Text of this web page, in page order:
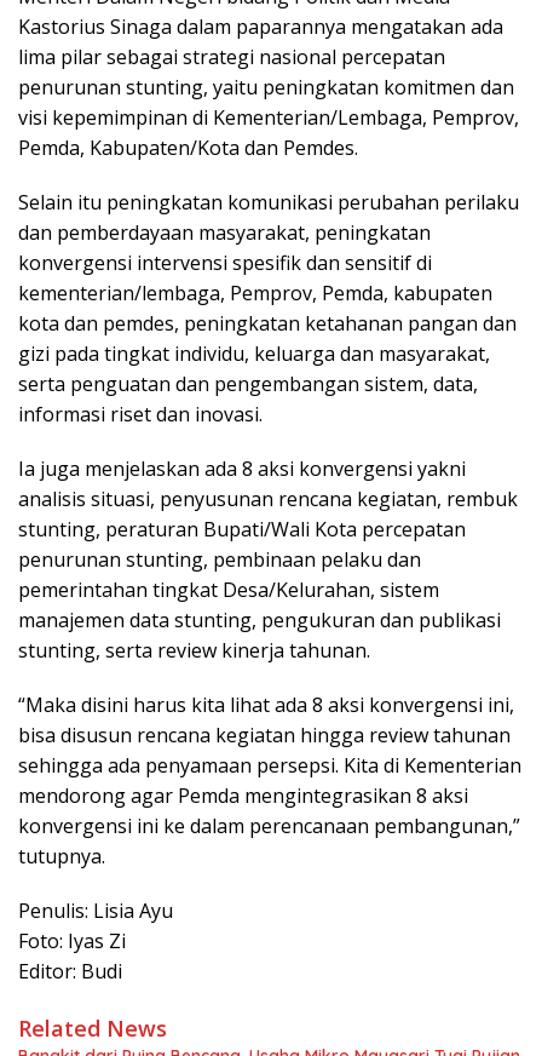
Kastorius Sinaga dalam paparannya mengatakan ada
lima pilar sebagai strategi nasional percepatan
penurunan stunting, yaitu peningkatan komitmen dan
visi kepemimpinan di Kementerian/Lembaga, Pemprov,
Pemda, Kabupaten/Kota dan Pemdes.
Selain itu peningkatan komunikasi perubahan perilaku
dan pemberdayaan masyarakat, peningkatan
konvergensi intervensi spesifik dan sensitif di
kementerian/lembaga, Pemprov, Pemda, kabupaten
kota dan pemdes, peningkatan ketahanan pangan dan
gizi pada tingkat individu, keluarga dan masyarakat,
serta penguatan dan pengembangan sistem, data,
informasi riset dan inovasi.
Ia juga menjelaskan ada 8 aksi konvergensi yakni
analisis situasi, penyusunan rencana kegiatan, rembuk
stunting, peraturan Bupati/Wali Kota percepatan
penurunan stunting, pembinaan pelaku dan
pemerintahan tingkat Desa/Kelurahan, sistem
manajemen data stunting, pengukuran dan publikasi
stunting, serta review kinerja tahunan.
“Maka disini harus kita lihat ada 8 aksi konvergensi ini,
bisa disusun rencana kegiatan hingga review tahunan
sehingga ada penyamaan persepsi. Kita di Kementerian
mendorong agar Pemda mengintegrasikan 8 aksi
konvergensi ini ke dalam perencanaan pembangunan,”
tutupnya.
Penulis: Lisia Ayu
Foto: Iyas Zi
Editor: Budi
Related News